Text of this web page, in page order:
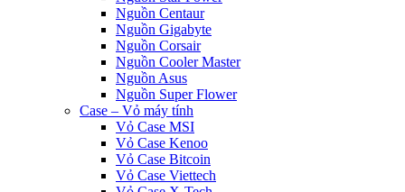
Nguồn Centaur
Nguồn Gigabyte
Nguồn Corsair
Nguồn Cooler Master
Nguồn Asus
Nguồn Super Flower
Case – Vỏ máy tính
Vỏ Case MSI
Vỏ Case Kenoo
Vỏ Case Bitcoin
Vỏ Case Viettech